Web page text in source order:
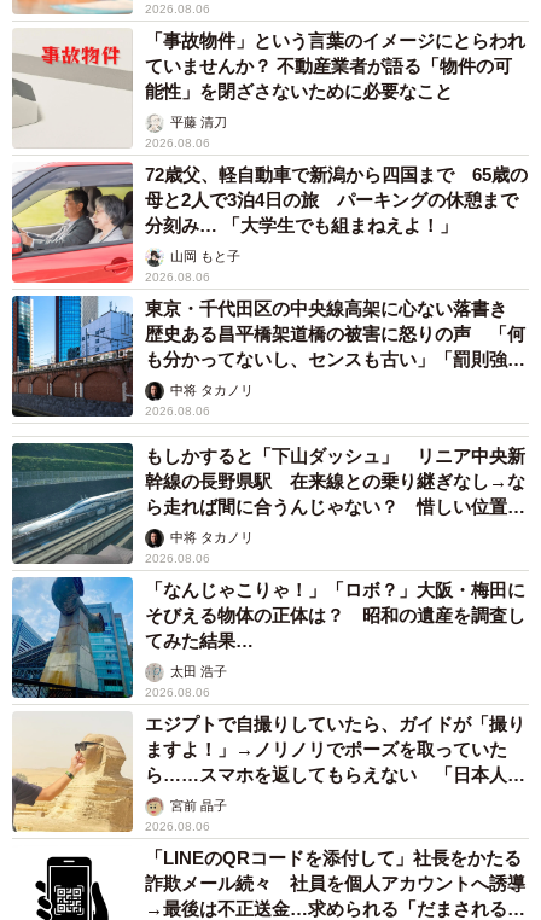
2026.08.06
「事故物件」という言葉のイメージにとらわれ
ていませんか？ 不動産業者が語る「物件の可
能性」を閉ざさないために必要なこと
平藤 清刀
2026.08.06
72歳父、軽自動車で新潟から四国まで 65歳の
母と2人で3泊4日の旅 パーキングの休憩まで
分刻み… 「大学生でも組まねえよ！」
山岡 もと子
2026.08.06
東京・千代田区の中央線高架に心ない落書き
歴史ある昌平橋架道橋の被害に怒りの声 「何
も分かってないし、センスも古い」「罰則強化
して」中将 タカノリ
2026.08.06
もしかすると「下山ダッシュ」 リニア中央新
幹線の長野県駅 在来線との乗り継ぎなし→な
ら走れば間に合うんじゃない？ 惜しい位置関
係が反響
中将 タカノリ
2026.08.06
「なんじゃこりゃ！」「ロボ？」大阪・梅田に
そびえる物体の正体は？ 昭和の遺産を調査し
てみた結果…
太田 浩子
2026.08.06
エジプトで自撮りしていたら、ガイドが「撮り
ますよ！」→ノリノリでポーズを取っていた
ら……スマホを返してもらえない 「日本人は
カモ代表かも」「私は6時間で3万円払った」
宮前 晶子
2026.08.06
「LINEのQRコードを添付して」社長をかたる
詐欺メール続々 社員を個人アカウントへ誘導
→最後は不正送金…求められる「だまされる前